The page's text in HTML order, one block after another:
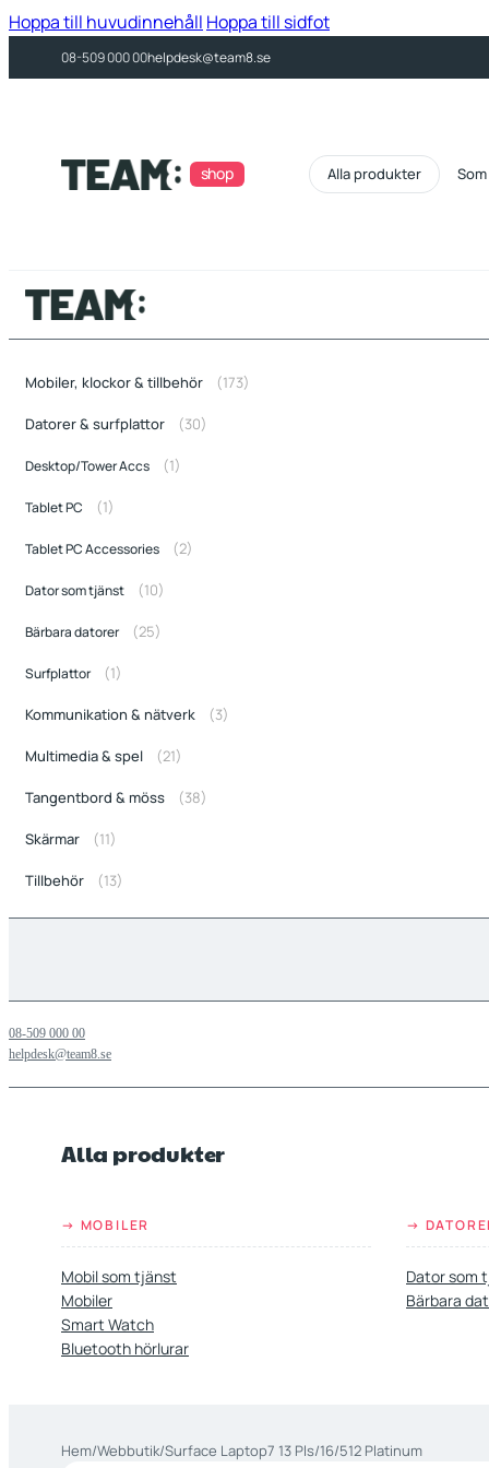
Hoppa till huvudinnehåll Hoppa till sidfot
08-509 000 00helpdesk@team8.se
shop
Mobiler, klockor & tillbehör (173)
Datorer & surfplattor (30)
Desktop/Tower Accs (1)
Tablet PC (1)
Tablet PC Accessories (2)
Dator som tjänst (10)
Bärbara datorer (25)
Surfplattor (1)
Kommunikation & nätverk (3)
Multimedia & spel (21)
Tangentbord & möss (38)
Skärmar (11)
Tillbehör (13)
08-509 000 00
helpdesk@team8.se
Alla produkter
→ MOBILER
Mobil som tjänst
Mobiler
Smart Watch
Bluetooth hörlurar
→
Dator som
Bärbara
Hem/Webbutik/Surface Laptop7 13 Pls/16/512 Platinum